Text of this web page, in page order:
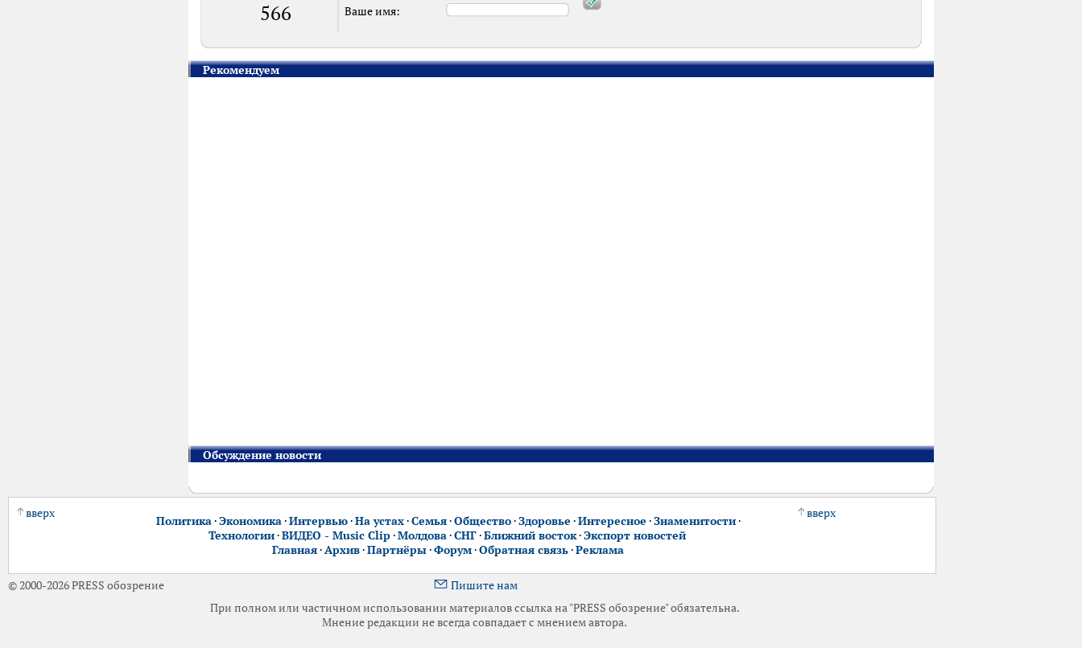
566
Ваше имя:
Рекомендуем
Обсуждение новости
вверх
Политика·Экономика·Интервью·На устах·Семья·Общество·Здоровье ·Интересное ·Знаменитости·
Технологии·ВИДЕО - Music Clip ·Молдова·СНГ·Ближний восток·Экспорт новостей
Главная·Архив·Партнёры·Форум·Обратная связь·Реклама
вверх
© 2000-2026 PRESS обозрение
Пишите нам
При полном или частичном использовании материалов ссылка на "PRESS обозрение" обязательна.
Мнение редакции не всегда совпадает с мнением автора.